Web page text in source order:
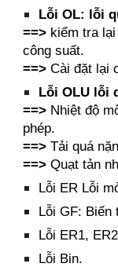
Lỗi OL: lỗi
==> kiểm tra
công suất.
==> Cài đặt lại
Lỗi OLU lỗi
==> Nhiệt độ
phép.
==>Tải quá
==>Quạt tản
Lỗi ER Lỗi
Lỗi GF: Biến
Lỗi ER1,
Lỗi Bin.